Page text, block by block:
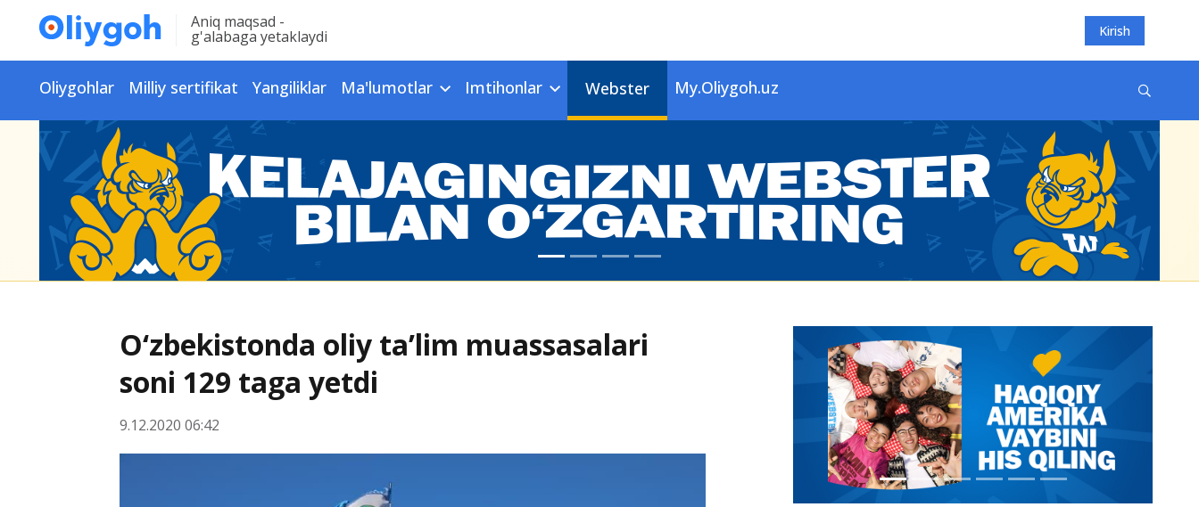
Aniq maqsad -
g'alabaga yetaklaydi Kirish
Oliygohlar Milliy sertifikat Yangiliklar Ma'lumotlar Imtihonlar Webster My.Oliygoh.uz
O‘zbekistonda oliy ta’lim muassasalari
soni 129 taga yetdi
9.12.2020 06:42